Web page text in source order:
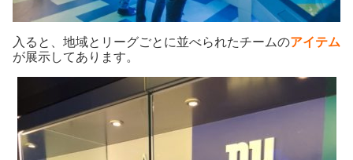
入ると、地域とリーグごとに並べられたチームのアイテム
が展示してあります。